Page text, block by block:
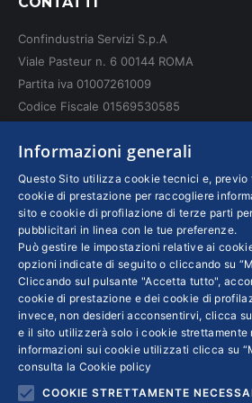
opens
new
window
opens
window
opens
window
Confindustria Servizi S.p.A
Viale Pasteur n. 6 00144 ROMA
Partita iva 01007261009
Codice Fiscale 01569530585
INFO LEGALI
Colophon editoriali
Disclaimer
Privacy
Coordinate Bancarie
Informazioni generali
Questo Sito utilizza cookie tecnici e, previo
cookie di prestazione per raccogliere
sito e cookie di profilazione di terze parti
pubblicitari in linea con le tue preferenze.
Può gestire le impostazioni relative ai
opzioni indicate di seguito o cliccando su
Cliccando sul pulsante "Accetta tutto",
cookie di prestazione e dei cookie di
invece, non desideri acconsentirvi, clicca
e il sito utilizzerà solo i cookie strettamente
informazioni sui cookie utilizzati clicca su
consulta la Cookie policy
COOKIE STRETTAMENTE